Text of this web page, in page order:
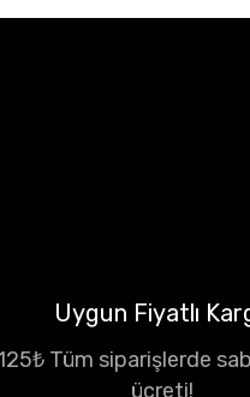
Uygun Fiyatlı
Tüm siparişlerde
ücreti!